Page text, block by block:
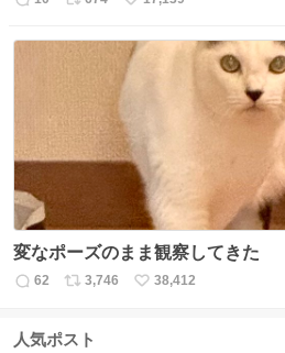
返
リ
ス
数
い
ね
数
変なポーズのまま観察してきた
返
数
62
リ
ス
3,746
い
38,412
人気ポスト